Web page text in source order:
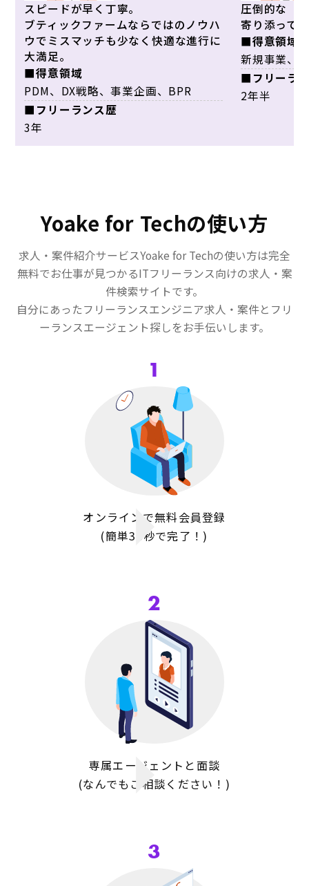
スピードが早く丁寧。
ブティックファームならではのノウハ
ウでミスマッチも少なく快適な進行に
大満足。
■得意領域
PDM、DX戦略、事業企画、BPR
■フリーランス歴
3年
圧倒的な「
寄り添って
■得意領域
新規事業、
■フリーラ
2年半
Yoake for Techの使い方
求人・案件紹介サービスYoake for Techの使い方は完全
無料でお仕事が見つかるITフリーランス向けの求人・案
件検索サイトです。
自分にあったフリーランスエンジニア求人・案件とフリ
ーランスエージェント探しをお手伝いします。
1
オンラインで無料会員登録
(簡単30秒で完了！)
2
専属エージェントと面談
(なんでも ご相談ください！)
3